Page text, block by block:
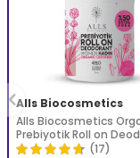
Alls Biocosmetics
Alls Biocosmetics
Prebiyotik Roll on
75 ml - Kadınlar İçin
(17)